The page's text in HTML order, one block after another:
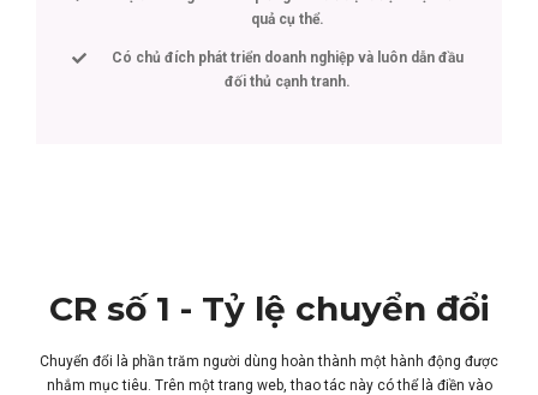
quả cụ thể.
Có chủ đích phát triển doanh nghiệp và luôn dẫn đầu
đối thủ cạnh tranh.
CR số 1 - Tỷ lệ chuyển đổi
Chuyển đổi là phần trăm người dùng hoàn thành một hành động được
nhắm mục tiêu. Trên một trang web, thao tác này có thể là điền vào